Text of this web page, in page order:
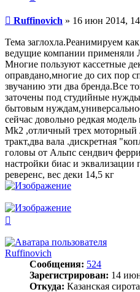
Сообщение
Ruffinovich » 16 июн 2014,
Тема заглохла.Реанимируем
ведущие компании
Многие пользуют кассетные
оправдано,многие до сих пор
звучанию эти два бренда.Все
заточены под студийные
бытовым
сейчас довольно редкая
Mk2 ,отличный трех
тракт,два вала .дискретная
головы от Альпс сендвич
настройки биас и эквализации
реверенс, вес деки 14,5 кг
началу
Ruffinovich
Сообщения: 524
Зарегистрирован: 14
Откуда: Казанская сирота